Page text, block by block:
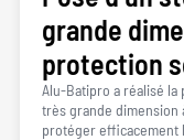
grande
protection
Alu-Batipro a réalisé la
très grande dimension
protéger efficacement